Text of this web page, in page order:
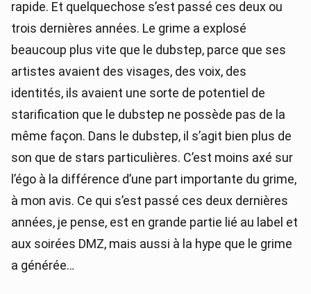
rapide. Et quelquechose s’est passé ces deux ou
trois dernières années. Le grime a explosé
beaucoup plus vite que le dubstep, parce que ses
artistes avaient des visages, des voix, des
identités, ils avaient une sorte de potentiel de
starification que le dubstep ne possède pas de la
même façon. Dans le dubstep, il s’agit bien plus de
son que de stars particulières. C’est moins axé sur
l’égo à la différence d’une part importante du grime,
à mon avis. Ce qui s’est passé ces deux dernières
années, je pense, est en grande partie lié au label et
aux soirées DMZ, mais aussi à la hype que le grime
a générée…